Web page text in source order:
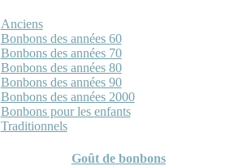
Anciens
Bonbons des années 60
Bonbons des années 70
Bonbons des années 80
Bonbons des années 90
Bonbons des années 2000
Bonbons pour les enfants
Traditionnels
Goût de bonbons